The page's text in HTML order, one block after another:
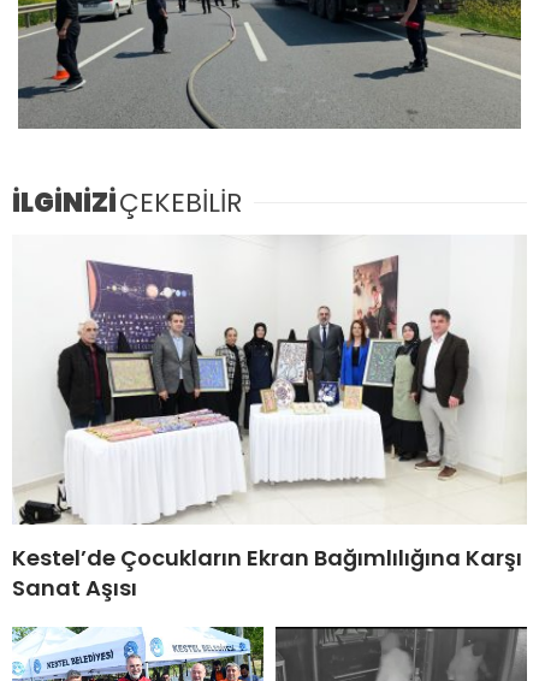
İLGİNİZİÇEKEBİLİR
Kestel’de Çocukların Ekran Bağımlılığına Karşı
Sanat Aşısı